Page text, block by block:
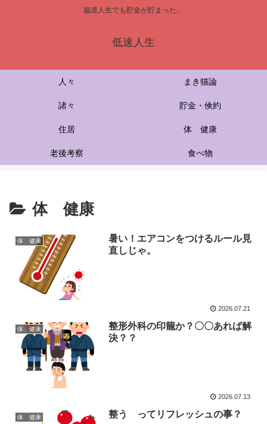
脇道人生でも貯金が貯まった。
低速人生
人々 まき猫論
諸々 貯金・倹約
住居 体 健康
老後考察 食べ物
体 健康
体 健康
暑い！エアコンをつけるルール見
直しじゃ。
2026.07.21
体 健康
整形外科の印籠か？〇〇あれば解
決？？
2026.07.13
体 健康 整う ってリフレッシュの事？